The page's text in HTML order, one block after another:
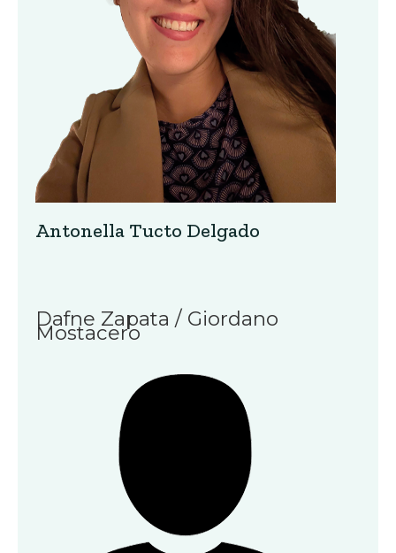
Antonella Tucto Delgado
Dafne Zapata / Giordano
Mostacero